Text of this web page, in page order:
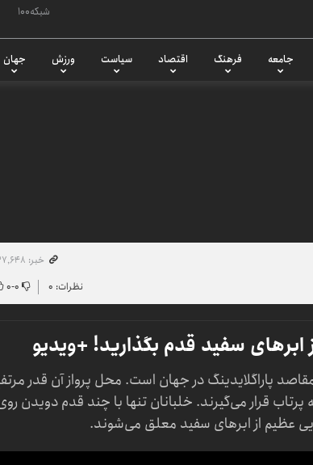
شبکه۱۰۰
جامعه فرهنگ اقتصاد سیاست ورزش جهان
خبر: ۱۳۷٬۶۴۸
نظرات: ۰ ۰-۰
ابرهای سفید قدم بگذارید! +ویدیو
پاراگلایدینگ در جهان است. محل پرواز آن‌ قدر
پرتاب قرار می‌گیرند. خلبانان تنها با چند قدم دویدن
عظیم از ابرهای سفید معلق می‌شوند.